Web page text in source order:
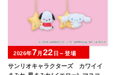
サンリオキャラクターズ カワイイ
2026年7月 22 日～登場